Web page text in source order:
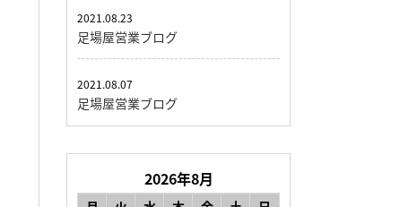
足場屋営業ブログ
2021.08.23
足場屋営業ブログ
2021.08.07
2026年8月